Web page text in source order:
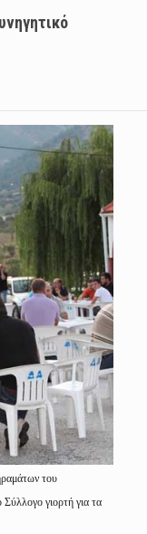
του
γιορτή για τα